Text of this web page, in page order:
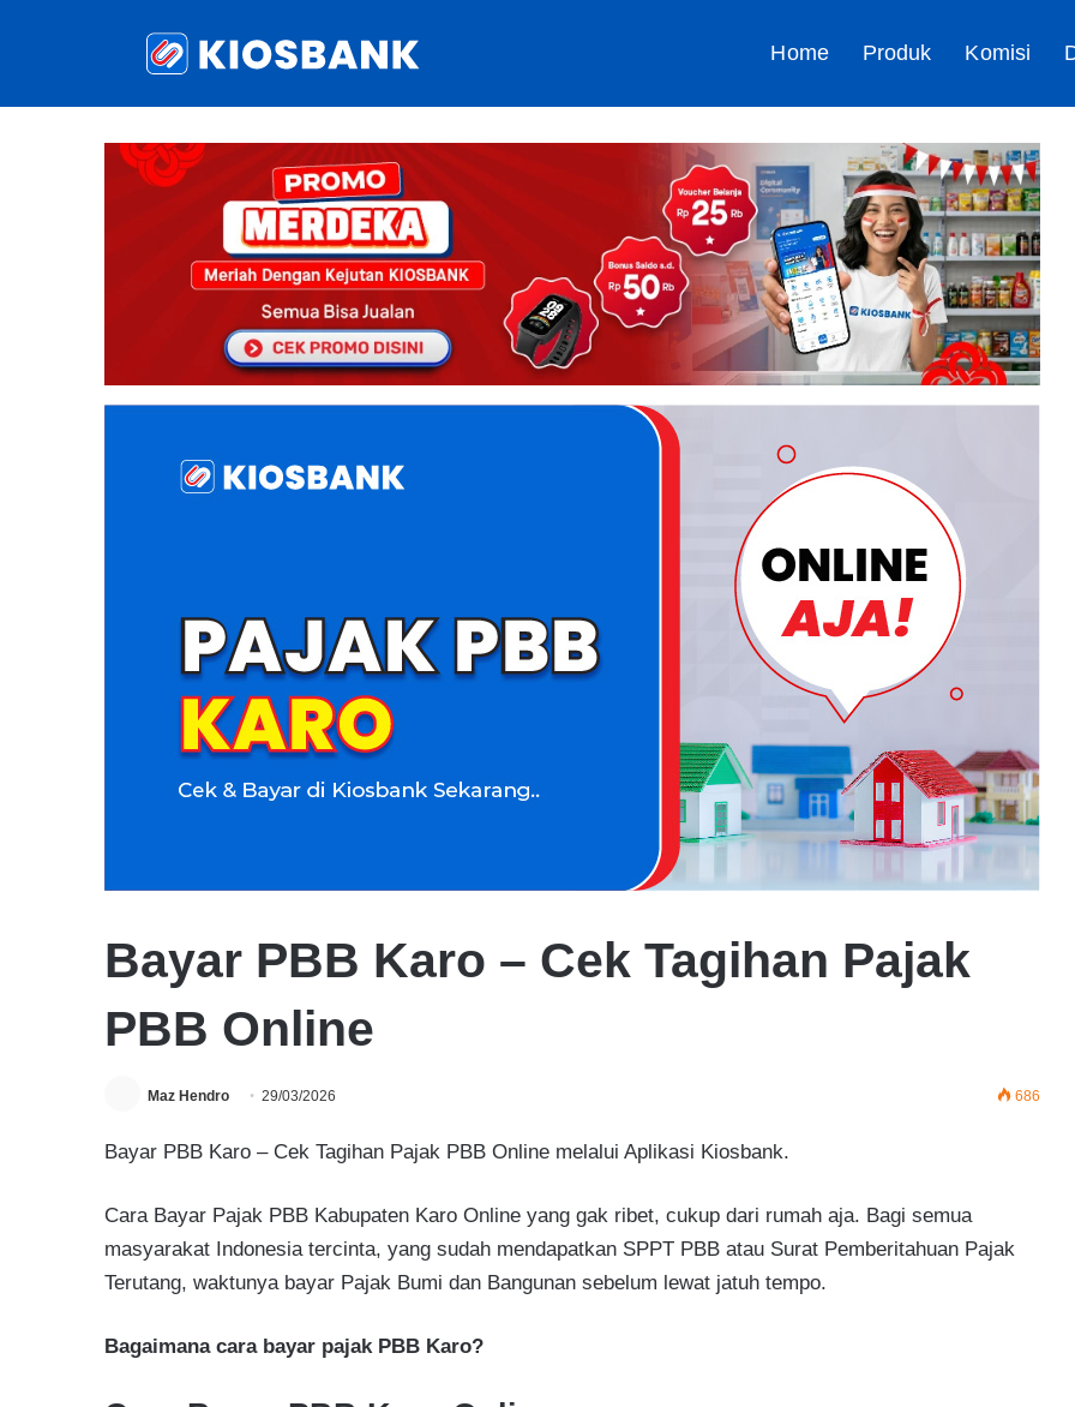
Home Produk Komisi
Bayar PBB Karo – Cek Tagihan Pajak
PBB Online
Maz Hendro 29/03/2026 686
Bayar PBB Karo – Cek Tagihan Pajak PBB Online melalui Aplikasi Kiosbank.
Cara Bayar Pajak PBB Kabupaten Karo Online yang gak ribet, cukup dari rumah aja. Bagi semua
masyarakat Indonesia tercinta, yang sudah mendapatkan SPPT PBB atau Surat Pemberitahuan Pajak
Terutang, waktunya bayar Pajak Bumi dan Bangunan sebelum lewat jatuh tempo.
Bagaimana cara bayar pajak PBB Karo?